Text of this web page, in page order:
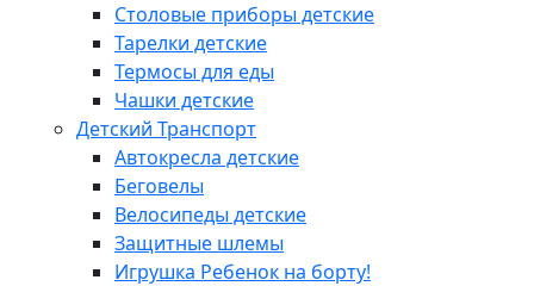
Столовые приборы детские
Тарелки детские
Термосы для еды
Чашки детские
Детский Транспорт
Автокресла детские
Беговелы
Велосипеды детские
Защитные шлемы
Игрушка Ребенок на борту!